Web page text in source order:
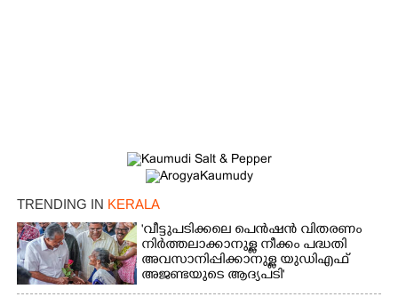
TRENDING IN KERALA
'വീട്ടുപടിക്കലെ പെൻഷൻ വിതരണം
നിർത്തലാക്കാനുള്ള നീക്കം പദ്ധതി
അവസാനിപ്പിക്കാനുള്ള യുഡിഎഫ്
അജണ്ടയുടെ ആദ്യപടി'